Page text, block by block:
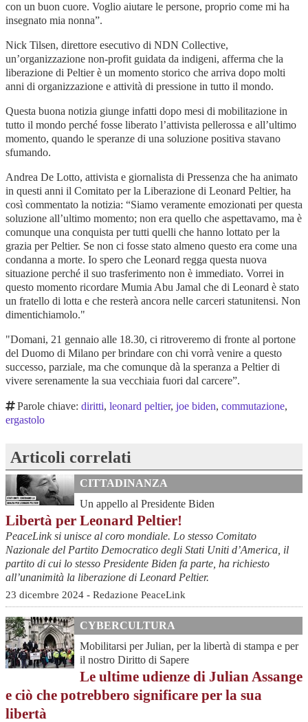
con un buon cuore. Voglio aiutare le persone, proprio come mi ha
insegnato mia nonna”.
Nick Tilsen, direttore esecutivo di NDN Collective,
un’organizzazione non-profit guidata da indigeni, afferma che la
liberazione di Peltier è un momento storico che arriva dopo molti
anni di organizzazione e attività di pressione in tutto il mondo.
Questa buona notizia giunge infatti dopo mesi di mobilitazione in
tutto il mondo perché fosse liberato l’attivista pellerossa e all’ultimo
momento, quando le speranze di una soluzione positiva stavano
sfumando.
Andrea De Lotto, attivista e giornalista di Pressenza che ha animato
in questi anni il Comitato per la Liberazione di Leonard Peltier, ha
così commentato la notizia: “Siamo veramente emozionati per questa
soluzione all’ultimo momento; non era quello che aspettavamo, ma è
comunque una conquista per tutti quelli che hanno lottato per la
grazia per Peltier. Se non ci fosse stato almeno questo era come una
condanna a morte. Io spero che Leonard regga questa nuova
situazione perché il suo trasferimento non è immediato. Vorrei in
questo momento ricordare Mumia Abu Jamal che di Leonard è stato
un fratello di lotta e che resterà ancora nelle carceri statunitensi. Non
dimentichiamolo."
"Domani, 21 gennaio alle 18.30, ci ritroveremo di fronte al portone
del Duomo di Milano per brindare con chi vorrà venire a questo
successo, parziale, ma che comunque dà la speranza a Peltier di
vivere serenamente la sua vecchiaia fuori dal carcere”.
Parole chiave:diritti,leonard peltier,joe biden,commutazione,
ergastolo
Articoli correlati
CITTADINANZA
Un appello al Presidente Biden
Libertà per Leonard Peltier!
PeaceLink si unisce al coro mondiale. Lo stesso Comitato
Nazionale del Partito Democratico degli Stati Uniti d’America, il
partito di cui lo stesso Presidente Biden fa parte, ha richiesto
all’unanimità la liberazione di Leonard Peltier.
23 dicembre 2024 - Redazione PeaceLink
CYBERCULTURA
Mobilitarsi per Julian, per la libertà di stampa e per
il nostro Diritto di Sapere
Le ultime udienze di Julian Assange
e ciò che potrebbero significare per la sua
libertà